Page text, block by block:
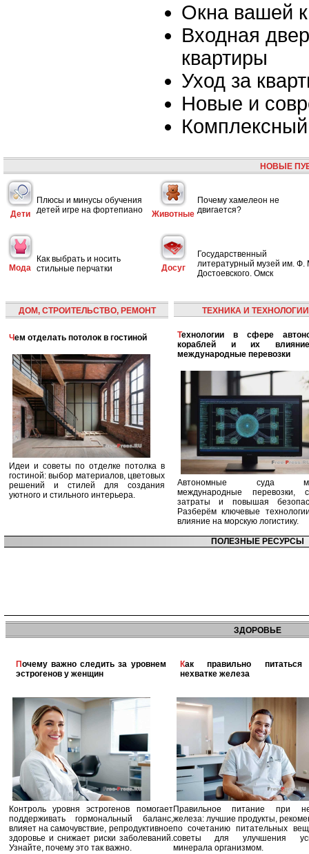
Окна вашей
Входная
квартиры
Уход за
Новые и
НОВЫЕ
Дети
Плюсы и минусы обучения
детей игре на фортепиано
Животные
Почему хамелеон не
двигается?
Мода
Как выбрать и носить
стильные перчатки
Досуг
Государственный
литературный музей им. Ф.
Достоевского. Омск
ДОМ, СТРОИТЕЛЬСТВО, РЕМОНТ
Чем отделать потолок в гостиной
Идеи и советы по отделке потолка в
гостиной: выбор материалов, цветовых
решений и стилей для создания
уютного и стильного интерьера.
ТЕХНИКА И ТЕХНОЛОГИИ
Технологии в сфере автономных
кораблей и их
международные перевозки
Автономные суда
международные перевозки,
затраты и повышая
Разберём ключевые
влияние на морскую логистику.
ПОЛЕЗНЫЕ РЕСУРСЫ
ЗДОРОВЬЕ
Почему важно следить за уровнем
эстрогенов у женщин
Контроль уровня эстрогенов помогает
поддерживать гормональный баланс,
влияет на самочувствие, репродуктивное
здоровье и снижает риски заболеваний.
Узнайте, почему это так важно.
Как правильно питаться при
нехватке железа
Правильное питание при
железа: лучшие продукты,
по сочетанию питательных
советы для улучшения
минерала организмом.